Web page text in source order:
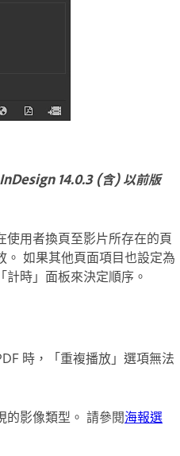
14.0.3 (含) 以前版
使用者換頁至影片所存在的頁
。 如果其他頁面項目也設定為
時」面板來決定順序。
時，「重複播放」選項無法
的影像類型。 請參閱海報選